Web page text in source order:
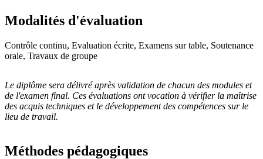
Modalités d'évaluation
Contrôle continu, Evaluation écrite, Examens sur table, Soutenance
orale, Travaux de groupe
Le diplôme sera délivré après validation de chacun des modules et
de l'examen final. Ces évaluations ont vocation à vérifier la maîtrise
des acquis techniques et le développement des compétences sur le
lieu de travail.
Méthodes pédagogiques